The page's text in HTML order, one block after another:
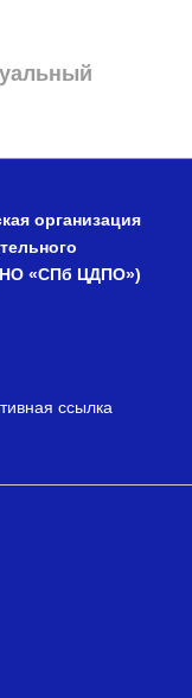
организация
«СПб ЦДПО»)
ссылка